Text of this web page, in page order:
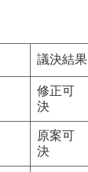
議決結果
修正可
決
原案可
決